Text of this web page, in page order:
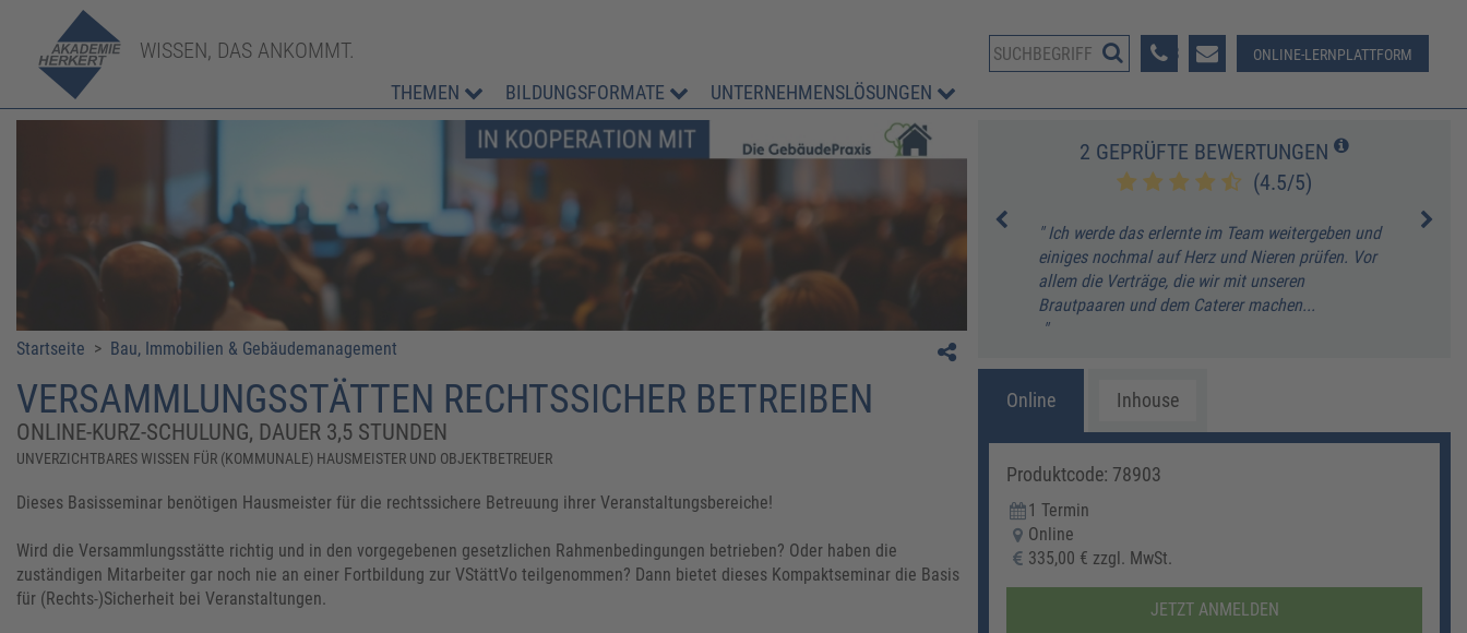
WISSEN, DAS ANKOMMT.
THEMEN BILDUNGSFORMATE UNTERNEHMENSLÖSUNGEN
08233 381-123 ONLINE-LERNPLATTFORM
Startseite > Bau, Immobilien & Gebäudemanagement
VERSAMMLUNGSSTÄTTEN RECHTSSICHER BETREIBEN
ONLINE-KURZ-SCHULUNG, DAUER 3,5 STUNDEN
UNVERZICHTBARES WISSEN FÜR (KOMMUNALE) HAUSMEISTER UND OBJEKTBETREUER
Dieses Basisseminar benötigen Hausmeister für die rechtssichere Betreuung ihrer Veranstaltungsbereiche!
Wird die Versammlungsstätte richtig und in den vorgegebenen gesetzlichen Rahmenbedingungen betrieben? Oder haben die
zuständigen Mitarbeiter gar noch nie an einer Fortbildung zur VStättVo teilgenommen? Dann bietet dieses Kompaktseminar die Basis
für (Rechts-)Sicherheit bei Veranstaltungen.
2 GEPRÜFTE BEWERTUNGEN
(4.5/5)
" Praxisorientierter Untericht."
C. Häckl, Stadt Abensberg
" Ich werde das erlernte im Team weitergeben und
einiges nochmal auf Herz und Nieren prüfen. Vor
allem die Verträge, die wir mit unseren
Brautpaaren und dem Caterer machen...
"
Online Inhouse
Produktcode: 78903
1 Termin
Online
335,00 € zzgl. MwSt.
JETZT ANMELDEN